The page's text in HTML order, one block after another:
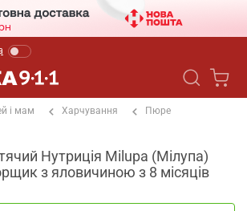
і мам Харчування Пюре
Нутриція Milupa (Мілупа)
з яловичиною з 8 місяців